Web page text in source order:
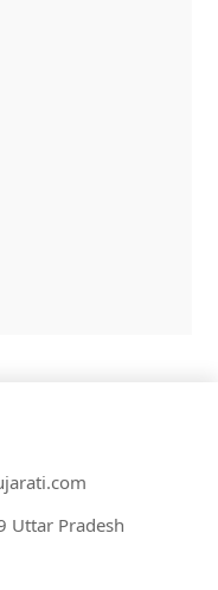
Uttar Pradesh